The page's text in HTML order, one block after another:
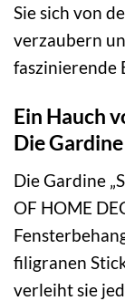
Sie sich von
verzaubern
faszinierende
Ein Hauch
Die
Die Gardine
OF HOME
filigranen
verleiht sie